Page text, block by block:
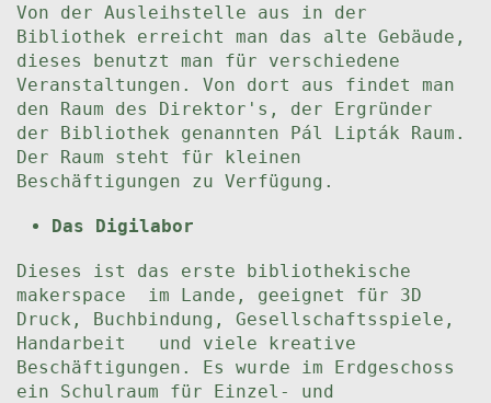
Von der Ausleihstelle aus in der
Bibliothek erreicht man das alte Gebäude,
dieses benutzt man für verschiedene
Veranstaltungen. Von dort aus findet man
den Raum des Direktor's, der Ergründer
der Bibliothek genannten Pál Lipták Raum.
Der Raum steht für kleinen
Beschäftigungen zu Verfügung.
Das Digilabor
Dieses ist das erste bibliothekische
makerspace im Lande, geeignet für 3D
Druck, Buchbindung, Gesellschaftsspiele,
Handarbeit und viele kreative
Beschäftigungen. Es wurde im Erdgeschoss
ein Schulraum für Einzel- und